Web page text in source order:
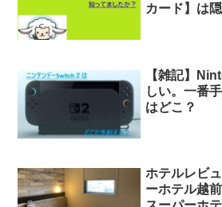
カード】は
【雑記】
しい。一番
はどこ？
ホテルレビ
ーホテル越